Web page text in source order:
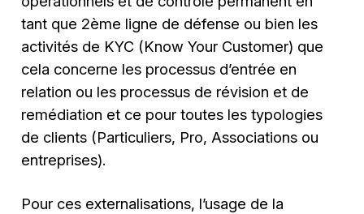
tant que 2ème ligne de défense ou bien les
activités de KYC (Know Your Customer) que
cela concerne les processus d’entrée en
relation ou les processus de révision et de
remédiation et ce pour toutes les typologies
de clients (Particuliers, Pro, Associations ou
entreprises).
Pour ces externalisations, l’usage de la